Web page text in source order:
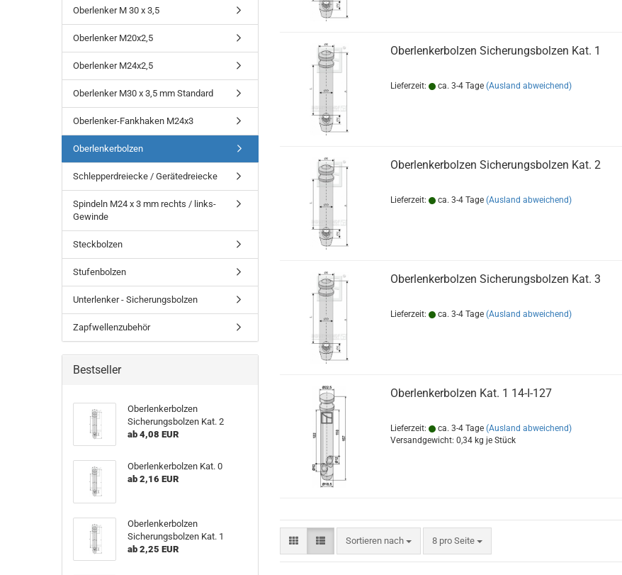
Oberlenkerbolzen Sicherungsbolzen Kat. 1
Lieferzeit: ca. 3-4 Tage (Ausland abweichend)
Oberlenkerbolzen Sicherungsbolzen Kat. 2
Lieferzeit: ca. 3-4 Tage (Ausland abweichend)
Oberlenkerbolzen Sicherungsbolzen Kat. 3
Lieferzeit: ca. 3-4 Tage (Ausland abweichend)
Oberlenkerbolzen Kat. 1 14-I-127
Lieferzeit: ca. 3-4 Tage (Ausland abweichend)
Versandgewicht: 0,34kg je Stück
Sortieren nach
Sortieren nach 8 pro Seite
pro Seite
Oberlenker M 30 x 3,5
Oberlenker M20x2,5
Oberlenker M24x2,5
Oberlenker M30 x 3,5 mm Standard
Oberlenker-Fankhaken M24x3
Oberlenkerbolzen
Schlepperdreiecke / Gerätedreiecke
Spindeln M24 x 3 mm rechts / links-
Gewinde
Steckbolzen
Stufenbolzen
Unterlenker - Sicherungsbolzen
Zapfwellenzubehör
Bestseller
Oberlenkerbolzen
Sicherungsbolzen Kat. 2
ab 4,08 EUR
Oberlenkerbolzen Kat. 0
ab 2,16 EUR
Oberlenkerbolzen
Sicherungsbolzen Kat. 1
ab 2,25 EUR